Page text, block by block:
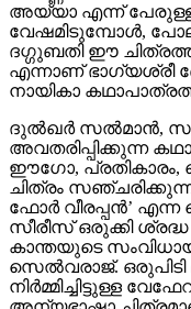
അയ്യാ എന്ന് പേരുള്ള
വേഷമിടുമ്പോള്‍,
ദഗ്ഗുബതി ഈ
എന്നാണ് ഭാഗ്യശ്രീ
നായികാ
ദുല്‍ഖര്‍ സല്‍മാന്‍,
അവതരിപ്പിക്കുന്ന
ഈഗോ, പ്രതികാരം,
ചിത്രം
ഫോര്‍ വീരപ്പന്‍’
സീരീസ് ഒരുക്കി
കാന്തയുടെ
സെല്‍വരാജ്. ഒരുപിടി
നിര്‍മ്മിച്ചിട്ടുള്ള